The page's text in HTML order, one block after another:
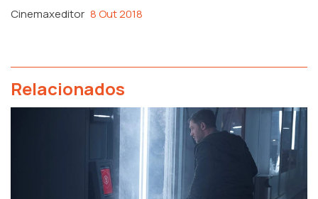
Cinemaxeditor 8 Out 2018
Relacionados